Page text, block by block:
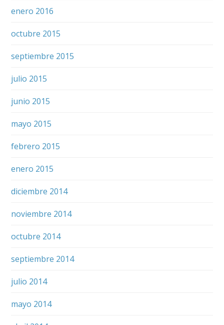
enero 2016
octubre 2015
septiembre 2015
julio 2015
junio 2015
mayo 2015
febrero 2015
enero 2015
diciembre 2014
noviembre 2014
octubre 2014
septiembre 2014
julio 2014
mayo 2014